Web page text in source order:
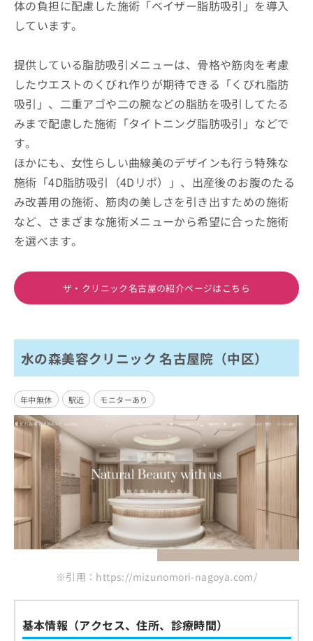
体の負担に配慮した施術「ベイザー脂肪吸引」を導入
しています。
提供している脂肪吸引メニューは、骨格や筋肉を考慮
したウエストのくびれ作りが期待できる「くびれ脂肪
吸引」、二重アゴや二の腕などの脂肪を吸引してたる
みまで配慮した施術「タイトニング脂肪吸引」などで
す。
ほかにも、女性らしい曲線美のデザインも行う特殊な
施術「4D脂肪吸引（4Dリポ）」、出産後のお腹のたる
み改善用の施術、筋肉の美しさを引き出すための施術
など、さまざまな施術メニューから希望に合った施術
を選べます。
ザ・クリニック名古屋の紹介ページはこちら
水の森美容クリニック 名古屋院（中区）
年中無休 駅近 モニターあり
※引用：https://mizunomori-nagoya.com/
基本情報（アクセス、住所、診療時間）